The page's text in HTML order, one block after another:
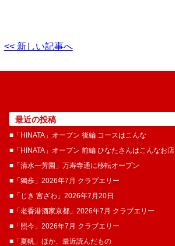
<< 新しい記事へ
最近の投稿
■「HINATA」オープン 後編 コースはこんな
■「HINATA」オープン 前編 ひなたさんはこんなお店
■「清水一芳園」万寿寺通に移転オープン
■「獨歩」2026年7月 クラブエリー
■「じき 宮ざわ」2026年7月20日
■「老香港酒家京都」2026年7月 クラブエリー
■「照今」2026年7月 クラブエリー
■「夏帆」ほか、最近読んだもの